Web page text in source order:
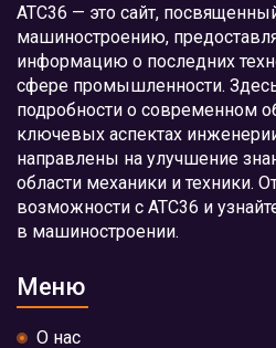
АТС36 — это сайт,
машиностроению,
информацию о последних
сфере промышленности.
подробности о современном
ключевых аспектах
направлены на улучшение
области механики и техники.
возможности с АТС36 и
в машиностроении.
Меню
О нас